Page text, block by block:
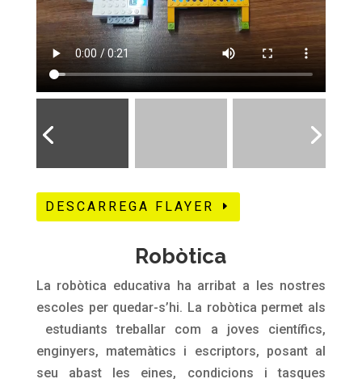
DESCARREGA FLAYER
Robòtica
La robòtica educativa ha arribat a les nostres
escoles per quedar-s’hi. La robòtica permet als
estudiants treballar com a joves científics,
enginyers, matemàtics i escriptors, posant al
seu abast les eines, condicions i tasques